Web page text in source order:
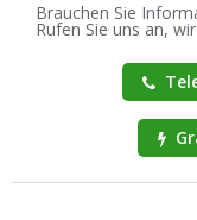
Brauchen Sie
Rufen Sie uns an,